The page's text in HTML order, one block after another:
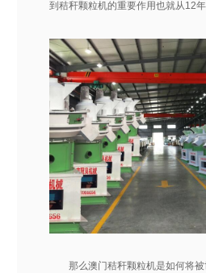
到秸秆颗粒机的重要作用也就从12年
那么澳门秸秆颗粒机是如何将